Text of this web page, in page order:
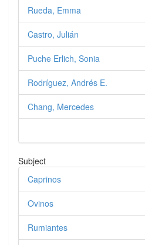
Rueda, Emma
Castro, Julián
Puche Erlich, Sonia
Rodríguez, Andrés E.
Chang, Mercedes
Subject
Caprinos
Ovinos
Rumiantes